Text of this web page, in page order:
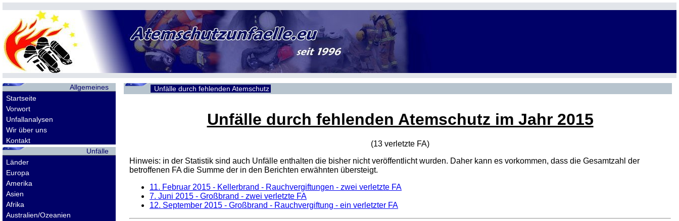
Allgemeines
Startseite
Vorwort
Unfallanalysen
Wir über uns
Kontakt
Unfälle
Länder
Europa
Amerika
Asien
Afrika
Australien/Ozeanien
Unfälle durch fehlenden Atemschutz
Unfälle durch fehlenden Atemschutz im Jahr 2015
(13 verletzte FA)
Hinweis: in der Statistik sind auch Unfälle enthalten die bisher nicht veröffentlicht wurden. Daher kann es vorkommen, dass die Gesamtzahl der
betroffenen FAdie Summe der in den Berichten erwähnten übersteigt.
11. Februar 2015 - Kellerbrand - Rauchvergiftungen - zwei verletzte FA
7. Juni 2015 - Großbrand - zwei verletzte FA
12. September 2015 - Großbrand - Rauchvergiftung - ein verletzter FA